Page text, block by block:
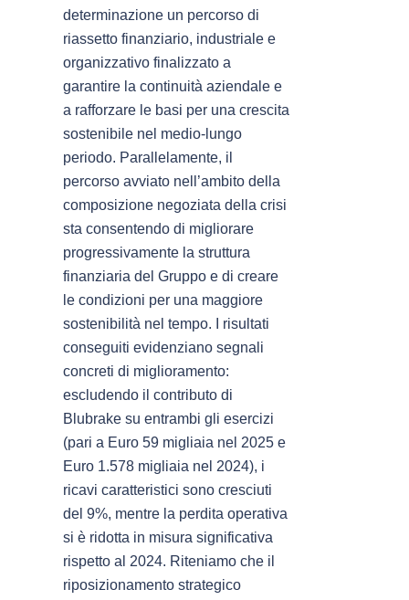
determinazione un percorso di
riassetto finanziario, industriale e
organizzativo finalizzato a
garantire la continuità aziendale e
a rafforzare le basi per una crescita
sostenibile nel medio-lungo
periodo. Parallelamente, il
percorso avviato nell’ambito della
composizione negoziata della crisi
sta consentendo di migliorare
progressivamente la struttura
finanziaria del Gruppo e di creare
le condizioni per una maggiore
sostenibilità nel tempo. I risultati
conseguiti evidenziano segnali
concreti di miglioramento:
escludendo il contributo di
Blubrake su entrambi gli esercizi
(pari a Euro 59 migliaia nel 2025 e
Euro 1.578 migliaia nel 2024), i
ricavi caratteristici sono cresciuti
del 9%, mentre la perdita operativa
si è ridotta in misura significativa
rispetto al 2024. Riteniamo che il
riposizionamento strategico